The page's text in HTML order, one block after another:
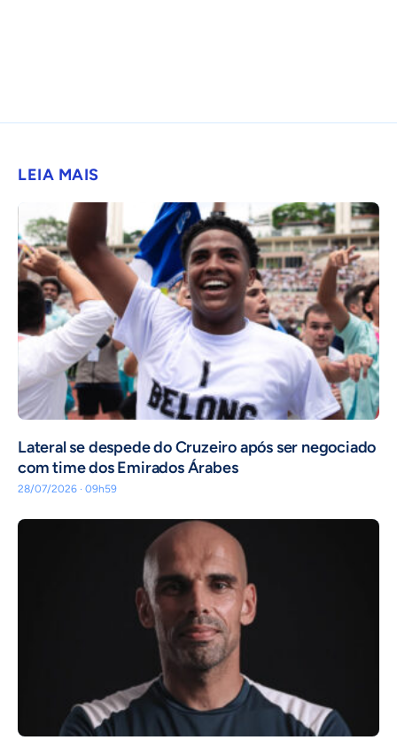
LEIA MAIS
Lateral se despede do Cruzeiro após ser negociado
com time dos Emirados Árabes
28/07/2026 · 09h59